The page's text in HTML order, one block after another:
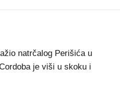
natrčalog Perišića u
je viši u skoku i